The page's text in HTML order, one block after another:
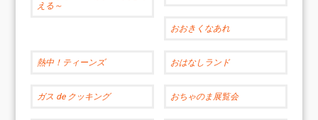
える～
おおきくなあれ
熱中！ティーンズ おはなしランド
ガス de クッキング おちゃのま展覧会